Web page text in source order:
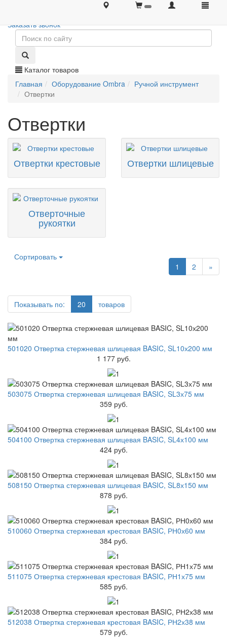
+7 (495) 646-08-66 +7 (495) 646-08-66
Заказать звонок
Каталог товаров
Главная
Оборудование Ombra
Ручной инструмент
Отвертки
Отвертки
Отвертки крестовые Отвертки шлицевые
Отверточные
рукоятки
Сортировать
1
2 »
Показывать по: 20 товаров
501020 Отвертка стержневая шлицевая BASIC, SL10х200 мм
1 177 руб.
503075 Отвертка стержневая шлицевая BASIC, SL3х75 мм
359 руб.
504100 Отвертка стержневая шлицевая BASIC, SL4х100 мм
424 руб.
508150 Отвертка стержневая шлицевая BASIC, SL8х150 мм
878 руб.
510060 Отвертка стержневая крестовая BASIC, РН0х60 мм
384 руб.
511075 Отвертка стержневая крестовая BASIC, РН1х75 мм
585 руб.
512038 Отвертка стержневая крестовая BASIC, РН2х38 мм
579 руб.